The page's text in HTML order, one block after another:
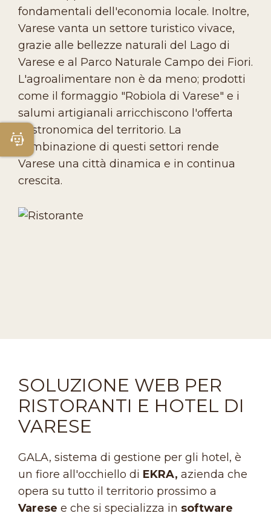
fondamentali dell'economia locale. Inoltre,
Varese vanta un settore turistico vivace,
grazie alle bellezze naturali del Lago di
Varese e al Parco Naturale Campo dei Fiori.
L'agroalimentare non è da meno; prodotti
come il formaggio "Robiola di Varese" e i
salumi artigianali arricchiscono l'offerta
gastronomica del territorio. La
combinazione di questi settori rende
Varese una città dinamica e in continua
crescita.
SOLUZIONE WEB PER
RISTORANTI E HOTEL DI
VARESE
GALA, sistema di gestione per gli hotel, è
un fiore all'occhiello di EKRA, azienda che
opera su tutto il territorio prossimo a
Varese e che si specializza in software
Apri Chatbot